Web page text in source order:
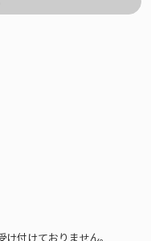
付けておりません。